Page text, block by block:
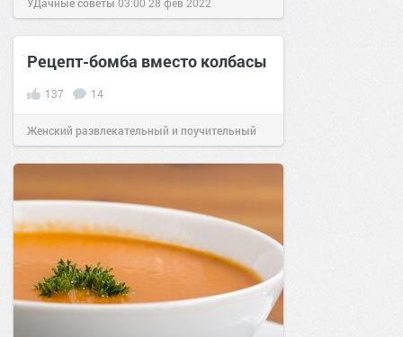
Рецепт-бомба вместо колбасы
137 14
Женский развлекательный и поучительный
сайт.18:3120 сен 2019